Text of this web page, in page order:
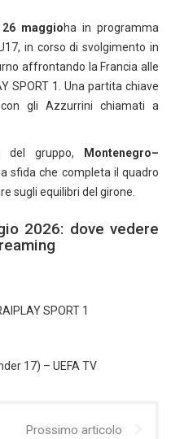
maggioha in programma
in corso di svolgimento in
affrontando la Francia alle
SPORT 1. Una partita chiave
gli Azzurrini chiamati a
del gruppo,
Montenegro–
sfida che completa il quadro
sugli equilibri del girone.
2026: dove vedere
SPORT 1
17) – UEFA TV
Prossimo articolo